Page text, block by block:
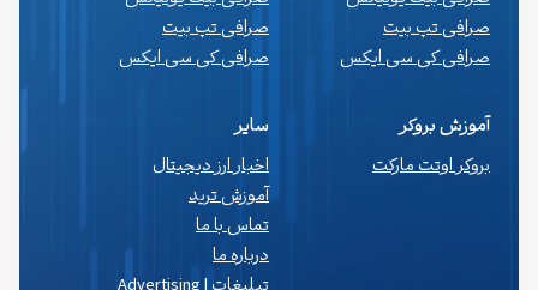
صرافی تپ بیت
صرافی کی سی ایکس
صرافی تپ بیت
صرافی کی سی ایکس
آموزش بروکر
بروکر اوتت مارکت
سایر
اخبار ارز دیجیتال
آموزش ترید
تماس با ما
درباره ما